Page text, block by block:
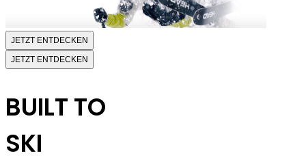
JETZT ENTDECKEN
JETZT ENTDECKEN
BUILT TO
SKI